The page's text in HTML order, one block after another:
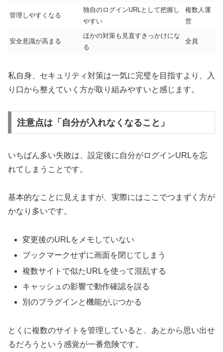
管理しやすくなる
独自のログインURLとして把握し
やすい
複数人運
営
安全意識が高まる
ほかの対策も見直すきっかけにな
る
全員
私自身、セキュリティ対策は一気に完璧を目指すより、入
り口から整えていく方が取り組みやすいと感じます。
注意点は「自分が入れなくなること」
いちばん多い失敗は、設定後に自分がログインURLを忘
れてしまうことです。
基本的なことに見えますが、実際にはここでつまずく方が
かなり多いです。
変更後のURLをメモしていない
ブックマークせずに画面を閉じてしまう
複数サイトで似たURLを使って混乱する
キャッシュの影響で動作確認を誤る
別のプラグインと機能がぶつかる
とくに複数のサイトを管理していると、あとから思い出せ
るだろうという感覚が一番危険です。